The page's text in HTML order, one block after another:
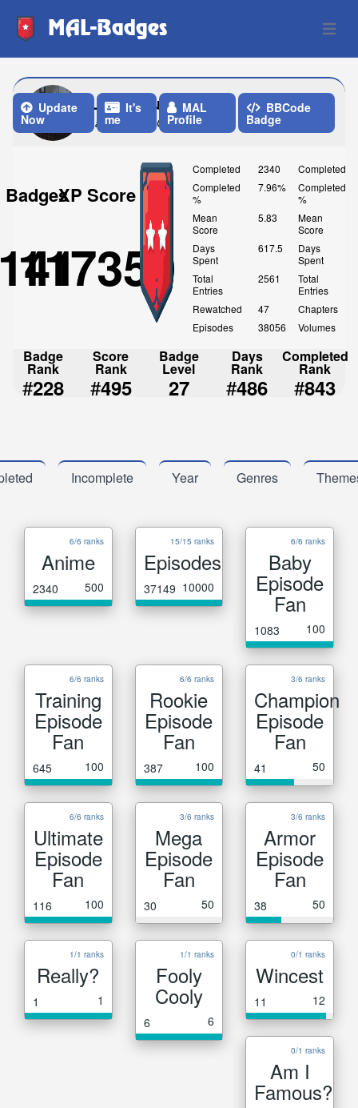
MAL-Badges Open
Ladyxzeus
Last Update: One Month ago
Update
Now
It's
me
MAL
Profile
BBCode
Badge
BadgesXP Score
117350
Completed
2340
Completed
%
7.96%
Mean
Score
5.83
Days
Spent
617.5
Total
Entries
2561
Rewatched
47
Episodes
38056
Completed
Completed
%
Mean
Score
Days
Spent
Total
Entries
Chapters
Volumes
Badge
Rank
#228
Score
Rank
#495
Badge
Level
27
Days
Rank
#486
Completed
Rank
#843
Incomplete Year Genres
6/6 ranks
Anime
2340 500
15/15 ranks
Episodes
37149 10000
6/6 ranks
Baby
Episode
Fan
1083 100
6/6 ranks
Training
Episode
Fan
645 100
6/6 ranks
Rookie
Episode
Fan
387 100
3/6 ranks
Champion
Episode
Fan
41 50
6/6 ranks
Ultimate
Episode
Fan
116 100
3/6 ranks
Mega
Episode
Fan
30 50
3/6 ranks
Armor
Episode
Fan
38 50
1/1 ranks
Really?
1 1
1/1 ranks
Fooly
Cooly
6 6
0/1 ranks
Wincest
11 12
0/1 ranks
Am I
Famous?